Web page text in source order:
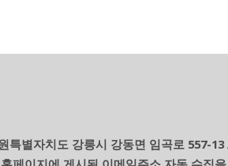
특별자치도 강릉시 강동면 임곡로 557-